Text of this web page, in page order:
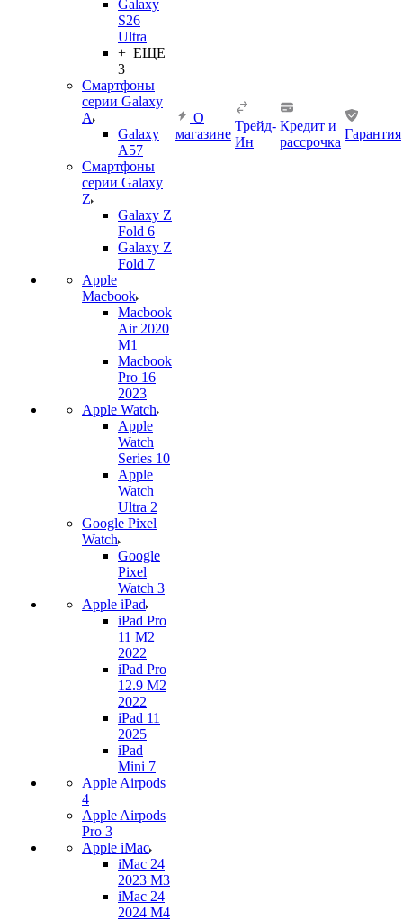
Galaxy
S26
Ultra
+ ЕЩЕ
3
Смартфоны
серии Galaxy
A
Galaxy
A57
Смартфоны
серии Galaxy
Z
Galaxy Z
Fold 6
Galaxy Z
Fold 7
Apple
Macbook
Macbook
Air 2020
M1
Macbook
Pro 16
2023
Apple Watch
Apple
Watch
Series 10
Apple
Watch
Ultra 2
Google Pixel
Watch
Google
Pixel
Watch 3
Apple iPad
iPad Pro
11 M2
2022
iPad Pro
12.9 M2
2022
iPad 11
2025
iPad
Mini 7
Apple Airpods
4
Apple Airpods
Pro 3
Apple iMac
iMac 24
2023 M3
iMac 24
2024 M4
О
магазине
Трейд-
Ин
Кредит и
рассрочка
Гарантия